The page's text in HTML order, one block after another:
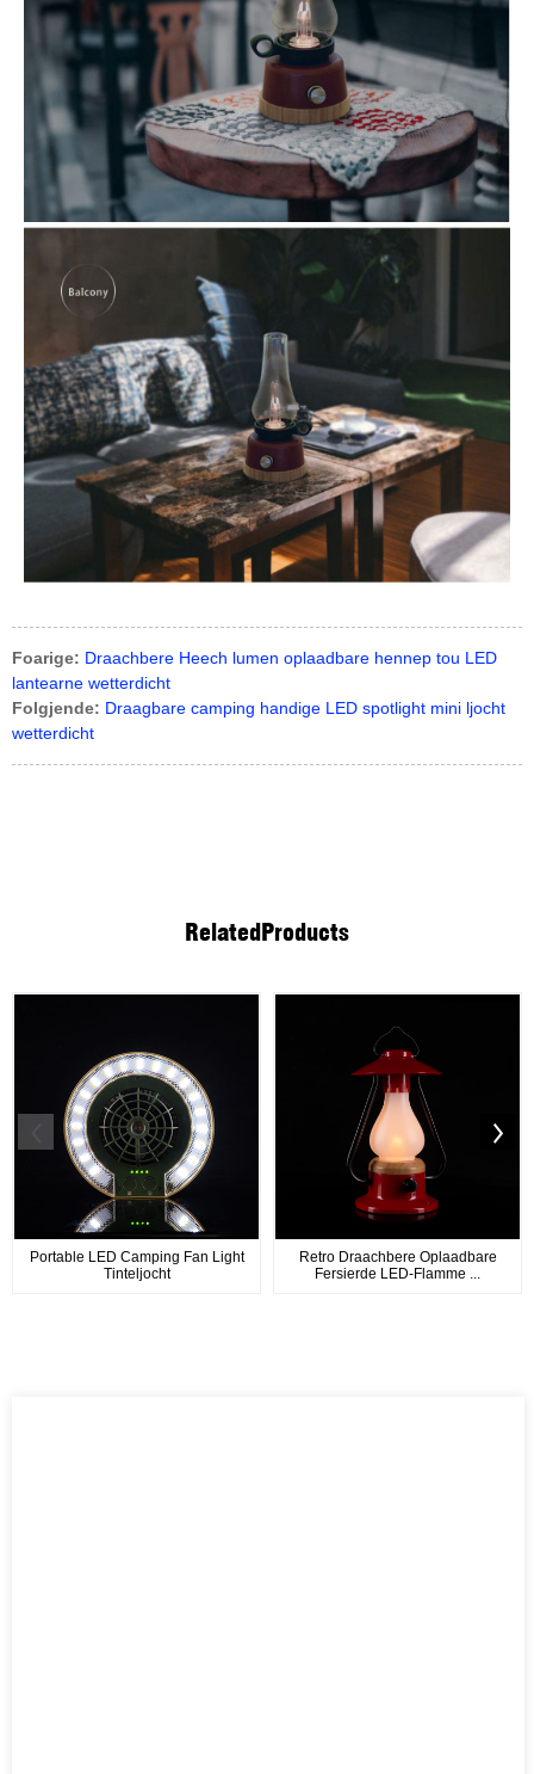
Foarige: Draachbere Heech lumen oplaadbare hennep tou LED
lantearne wetterdicht
Folgjende: Draagbare camping handige LED spotlight mini ljocht
wetterdicht
RelatedProducts
Portable LED Camping Fan Light
Tinteljocht
Retro Draachbere Oplaadbare
Fersierde LED-Flamme ...